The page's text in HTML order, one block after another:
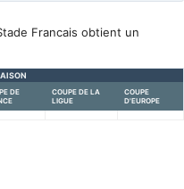
Francais obtient un
DE
COUPE DE LA
LIGUE
COUPE
D'EUROPE